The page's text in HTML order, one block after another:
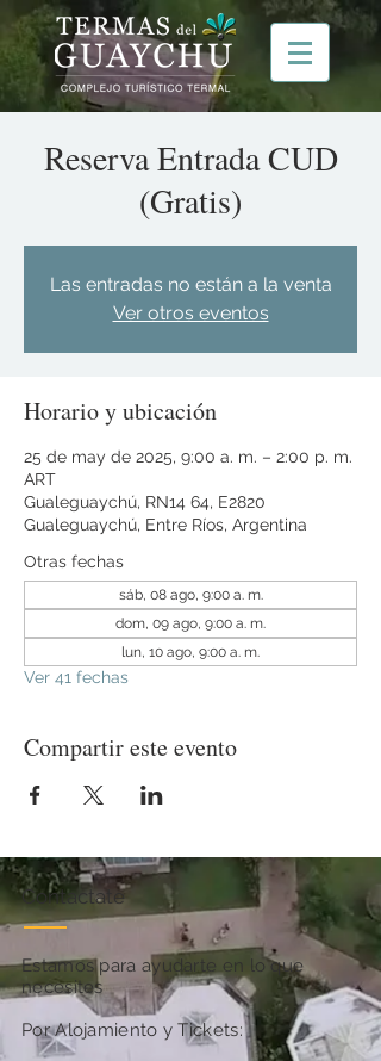
Reserva Entrada CUD
(Gratis)
Las entradas no están a la venta
Ver otros eventos
Horario y ubicación
25 de may de 2025, 9:00 a. m. – 2:00 p. m.
ART
Gualeguaychú, RN14 64, E2820
Gualeguaychú, Entre Ríos, Argentina
Otras fechas
sáb, 08 ago, 9:00 a. m.
dom, 09 ago, 9:00 a. m.
lun, 10 ago, 9:00 a. m.
Ver 41 fechas
Compartir este evento
Contactate
Estamos para ayudarte en lo que
necesites
Por Alojamiento y Tickets: